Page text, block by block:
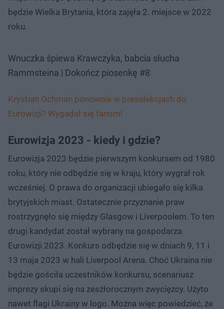
będzie Wielka Brytania, która zajęła 2. miejsce w 2022
roku.
Wnuczka śpiewa Krawczyka, babcia słucha
Rammsteina | Dokończ piosenkę #8
Krystian Ochman ponownie w preselekcjach do
Eurowizji? Wygadał się fanom!
Eurowizja 2023 - kiedy i gdzie?
Eurowizja 2023 będzie pierwszym konkursem od 1980
roku, który nie odbędzie się w kraju, który wygrał rok
wcześniej. O prawa do organizacji ubiegało się kilka
brytyjskich miast. Ostatecznie przyznanie praw
rostrzygnęło się między Glasgow i Liverpoolem. To ten
drugi kandydat został wybrany na gospodarza
Eurowizji 2023. Konkurs odbędzie się w dniach 9, 11 i
13 maja 2023 w hali Liverpool Arena. Choć Ukraina nie
będzie gościła uczestników konkursu, scenariusz
imprezy skupi się na zesżłorocznym zwycięzcy. Użyto
nawet flagi Ukrainy w logo. Można więc powiedzieć, że